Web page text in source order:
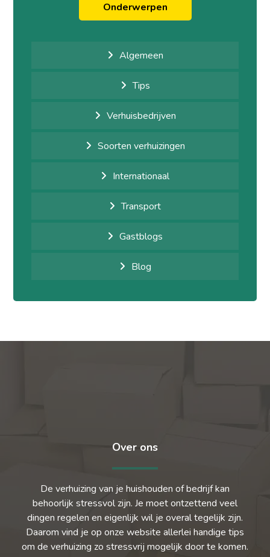
Onderwerpen
Algemeen
Tips
Verhuisbedrijven
Soorten verhuizingen
Internationaal
Transport
Gastblogs
Blog
Over ons
De verhuizing van je huishouden of bedrijf kan
behoorlijk stressvol zijn. Je moet ontzettend veel
dingen regelen en eigenlijk wil je overal tegelijk zijn.
Daarom vind je op onze website allerlei handige tips
om de verhuizing zo stressvrij mogelijk door te komen.